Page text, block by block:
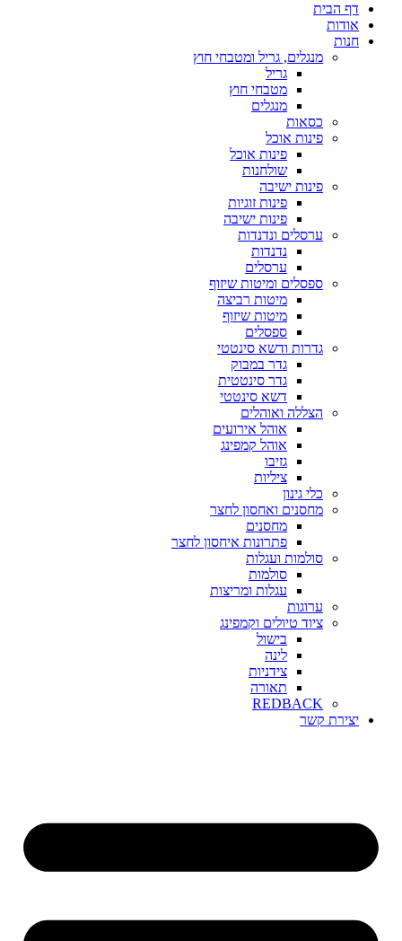
דף הבית
אודות
חנות
מנגלים, גריל ומטבחי חוץ
גריל
מטבחי חוץ
מנגלים
כסאות
פינות אוכל
פינות אוכל
שולחנות
פינות ישיבה
פינות זוגיות
פינות ישיבה
ערסלים ונדנדות
נדנדות
ערסלים
ספסלים ומיטות שיזוף
מיטות רביצה
מיטות שיזוף
ספסלים
גדרות ודשא סינטטי
גדר במבוק
גדר סינטטית
דשא סינטטי
הצללה ואוהלים
אוהל אירועים
אוהל קמפינג
גזיבו
ציליות
כלי גינון
מחסנים ואחסון לחצר
מחסנים
פתרונות איחסון לחצר
סולמות ועגלות
סולמות
עגלות ומריצות
ערוגות
ציוד טיולים וקמפינג
בישול
לינה
צידניות
תאורה
REDBACK
יצירת קשר